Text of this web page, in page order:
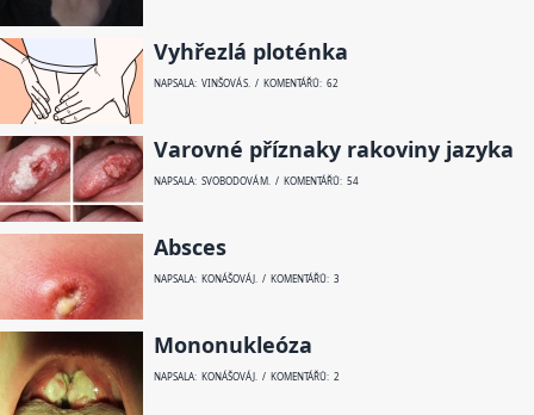
Vyhřezlá ploténka
NAPSALA: VINŠOVÁ S. / KOMENTÁŘŮ: 62
Varovné příznaky rakoviny jazyka
NAPSALA: SVOBODOVÁ M. / KOMENTÁŘŮ: 54
Absces
NAPSALA: KONÁŠOVÁ J. / KOMENTÁŘŮ: 3
Mononukleóza
NAPSALA: KONÁŠOVÁ J. / KOMENTÁŘŮ: 2